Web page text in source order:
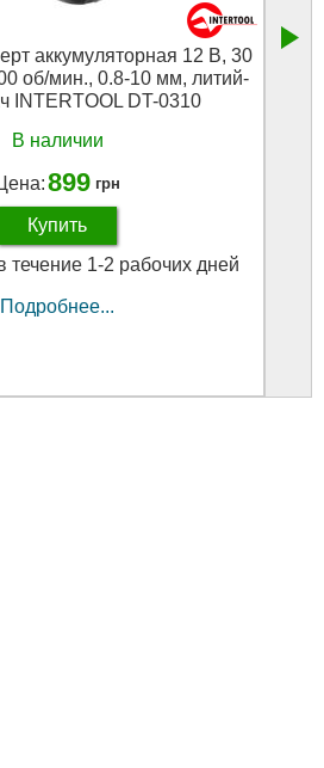
аккумуляторная 12 В, 30
об/мин., 0.8-10 мм, литий-
INTERTOOL DT-0310
В наличии
899 грн
Купить
течение 1-2 рабочих дней
Подробнее...